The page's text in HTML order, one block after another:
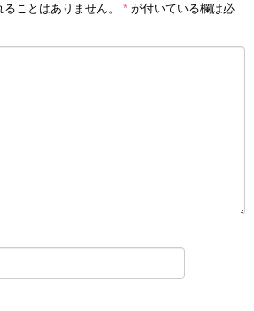
ことはありません。 * が付いている欄は必